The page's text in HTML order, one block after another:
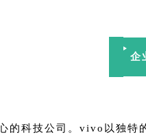
企
科技公司。vivo以独特